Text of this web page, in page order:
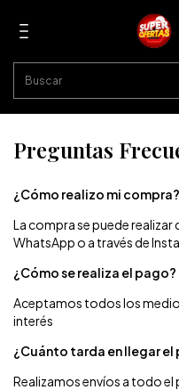
Preguntas
¿Cómo realizo mi compra?
La compra se puede
WhatsApp o a través de
¿Cómo se realiza el pago?
Aceptamos todos los
interés
¿Cuánto tarda en llegar el
Realizamos envíos a todo el